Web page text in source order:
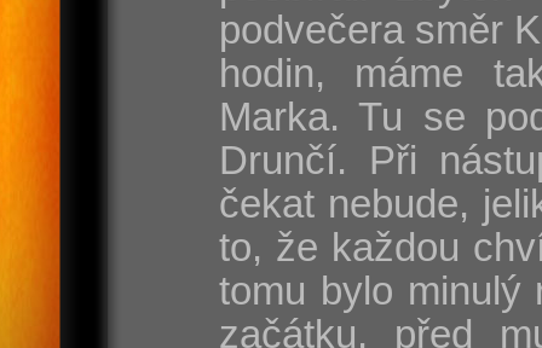
podvečera směr
hodin, máme
Marka. Tu se
Drunčí. Při
čekat nebude,
to, že každou
tomu bylo minulý
začátku, před